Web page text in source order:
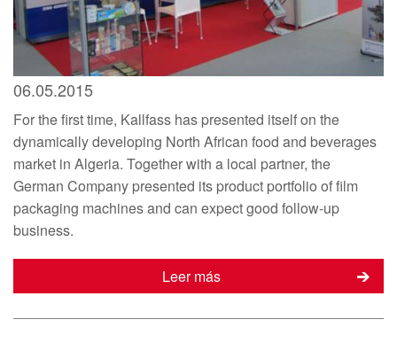
06.05.2015
For the first time, Kallfass has presented itself on the
dynamically developing North African food and beverages
market in Algeria. Together with a local partner, the
German Company presented its product portfolio of film
packaging machines and can expect good follow-up
business.
Leer más